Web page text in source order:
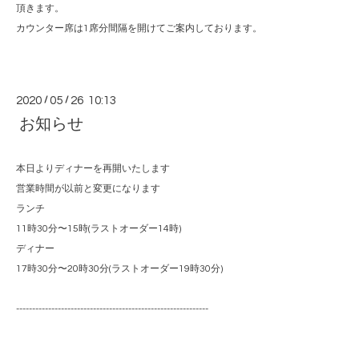
頂きます。
カウンター席は1席分間隔を開けてご案内しております。
2020 /05 / 26 10:13
お知らせ
本日よりディナーを再開いたします
営業時間が以前と変更になります
ランチ
11時30分〜15時(ラストオーダー14時)
ディナー
17時30分〜20時30分(ラストオーダー19時30分)
------------------------------------------------------------